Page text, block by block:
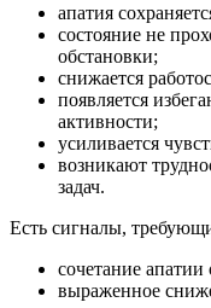
апатия
состояние не
обстановки;
снижается
появляется
активности;
усиливается
возникают
задач.
Есть сигналы,
сочетание
выраженное